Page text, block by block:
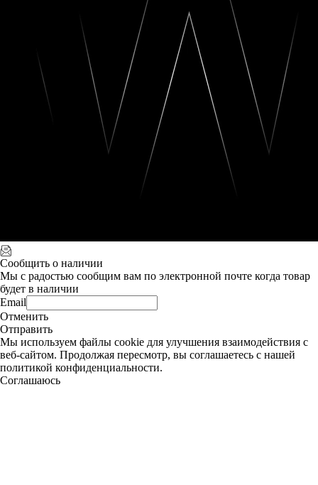
Сообщить о наличии
Мы с радостью сообщим вам по электронной почте когда товар
будет в наличии
Email
Отменить
Отправить
Мы используем файлы cookie для улучшения взаимодействия с
веб-сайтом. Продолжая пересмотр, вы соглашаетесь с нашей
политикой конфиденциальности.
Соглашаюсь